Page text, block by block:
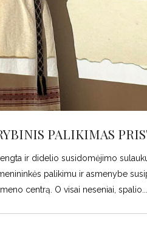
PALIKIMAS
ir didelio susidomėjimo
palikimu ir asmenybe
centrą. O visai neseniai, spalio